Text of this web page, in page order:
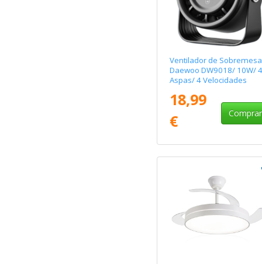
Ventilador de Sobremesa
Daewoo DW9018/ 10W/ 4
Aspas/ 4 Velocidades
18,99
€
Comprar